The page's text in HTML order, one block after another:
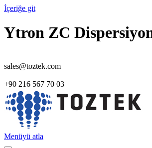
İçeriğe git
Ytron ZC
sales@toztek.com
+90 216 567 70 03
Menüyü atla